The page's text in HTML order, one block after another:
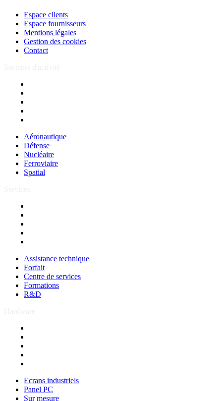
Espace clients
Espace fournisseurs
Mentions légales
Gestion des cookies
Contact
Aéronautique
Défense
Nucléaire
Ferroviaire
Spatial
Assistance technique
Forfait
Centre de services
Formations
R&D
Ecrans industriels
Panel PC
Sur mesure